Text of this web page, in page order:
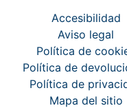
Accesibilidad
Aviso legal
Política de
Política de
Política de
Mapa del sitio